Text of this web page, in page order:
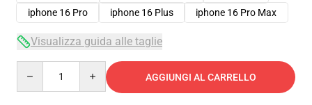
iphone 16 Pro
iphone 16 Plus iphone 16 Pro Max
Visualizza guida alle taglie
AGGIUNGI AL CARRELLO